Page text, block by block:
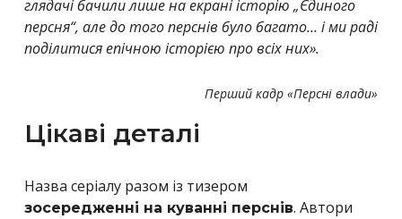
глядачі бачили лише на екрані історію „Єдиного
персня“, але до того перснів було багато… і ми раді
поділитися епічною історією про всіх них».
Перший кадр «Персні влади»
Цікаві деталі
Назва серіалу разом із тизером
зосередженні на куванні перснів. Автори